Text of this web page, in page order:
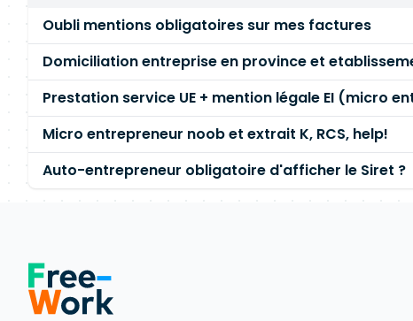
Oubli mentions obligatoires sur mes factures
Domiciliation entreprise en province et
Prestation service UE + mention légale EI (micro
Micro entrepreneur noob et extrait K, RCS, help!
Auto-entrepreneur obligatoire d'afficher le Siret ?